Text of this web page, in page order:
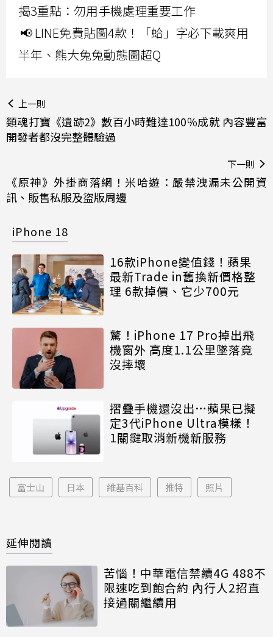
揭3重點：勿用手機處理重要工作
📢 LINE免費貼圖4款！「蛤」字必下載爽用
半年、熊大兔兔動態圖超Q
上一則
類魂打寶《遺跡2》數百小時難達100％成就 內容豐富
開發者都沒完整體驗過
下一則
《原神》外掛商落網！米哈遊：嚴禁洩漏未公開資
訊、販售私服及盜版周邊
iPhone 18
16款iPhone變值錢！蘋果
最新Trade in舊換新價格整
理 6款掉價、它少700元
驚！iPhone 17 Pro掉出飛
機窗外 高度1.1公里墜落竟
沒摔壞
摺疊手機還沒出…蘋果已擬
定3代iPhone Ultra模樣！
1關鍵取消新機新服務
富士山 日本 維基百科 推特 照片
延伸閱讀
苦惱！中華電信禁續4G 488不
限速吃到飽合約 內行人2招直
接過關繼續用